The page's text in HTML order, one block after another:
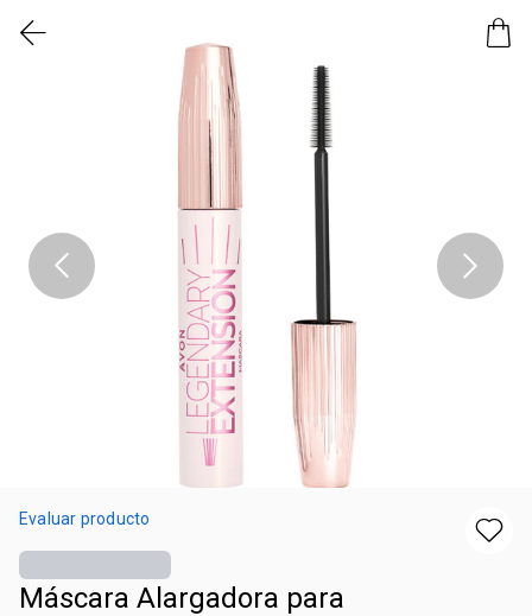
Evaluar producto
Máscara Alargadora para